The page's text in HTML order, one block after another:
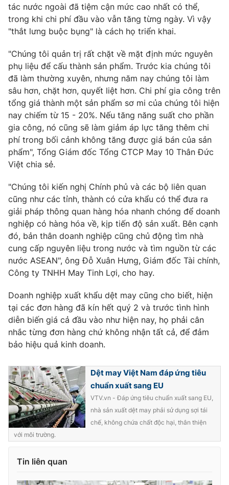
Liên hệ tòa soạn English
THỜI BÁO VTV
Theo dõi báo trên
Cơ quan chủ quản:Đài Truyền hình Việt Nam
Cơ quan báo chí:
Giấy phép hoạt động báo in và báo điện tử số 483/GP-BTTTT
cấp ngày 29/12/2023
Tổng Biên tập: Vũ Thanh Thủy
Phó Tổng Biên tập:Nguyễn Thị Mỹ Hạnh, Phạm Quốc Thắng,
Nguyễn Trọng Ninh
Tổng đài VTV:024.38 355 931 - 024.38 355 932
Ðiện thoại Thời báo VTV:024.66 897 897
Email: toasoan@vtv.vn
Liên hệ quảng cáo:
024-7300.7108
® Cấm sao chép dưới mọi hình thức nếu không có sự chấp
thuận bằng văn bản. Ghi rõ nguồn VTV.vn khi phát hành lại
tác nước ngoài đã tiệm cận mức cao nhất có thể,
trong khi chi phí đầu vào vẫn tăng từng ngày. Vì vậy
"thắt lưng buộc bụng" là cách họ triển khai.
"Chúng tôi quản trị rất chặt về mặt định mức nguyên
phụ liệu để cấu thành sản phẩm. Trước kia chúng tôi
đã làm thường xuyên, nhưng năm nay chúng tôi làm
sâu hơn, chặt hơn, quyết liệt hơn. Chi phí gia công trên
tổng giá thành một sản phẩm sơ mi của chúng tôi hiện
nay chiếm từ 15 - 20%. Nếu tăng năng suất cho phần
gia công, nó cũng sẽ làm giảm áp lực tăng thêm chi
phí trong bối cảnh không tăng được giá bán của sản
phẩm", Tổng Giám đốc Tổng CTCP May 10 Thân Đức
Việt chia sẻ.
"Chúng tôi kiến nghị Chính phủ và các bộ liên quan
cũng như các tỉnh, thành có cửa khẩu có thể đưa ra
giải pháp thông quan hàng hóa nhanh chóng để doanh
nghiệp có hàng hóa về, kịp tiến độ sản xuất. Bên cạnh
đó, bản thân doanh nghiệp cũng chủ động tìm nhà
cung cấp nguyên liệu trong nước và tìm nguồn từ các
nước ASEAN", ông Đỗ Xuân Hưng, Giám đốc Tài chính,
Công ty TNHH May Tinh Lợi, cho hay.
Doanh nghiệp xuất khẩu dệt may cũng cho biết, hiện
tại các đơn hàng đã kín hết quý 2 và trước tình hình
diễn biến giá cả đầu vào như hiện nay, họ phải cân
nhắc từng đơn hàng chứ không nhận tất cả, để đảm
bảo hiệu quả kinh doanh.
Dệt may Việt Nam đáp ứng tiêu
chuẩn xuất sang EU
VTV.vn - Đáp ứng tiêu chuẩn xuất sang EU,
nhà sản xuất dệt may phải sử dụng sợi tái
chế, không chứa chất độc hại, thân thiện
với môi trường.
Tin liên quan